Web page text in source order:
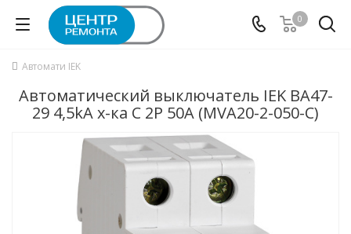
0
Автомати IEK
Автоматический выключатель IEK ВА47-
29 4,5kA х-ка C 2P 50А (MVA20-2-050-C)